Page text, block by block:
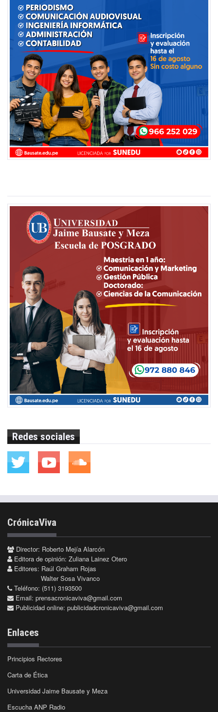
Redes sociales
CrónicaViva
Director: Roberto Mejía Alarcón
Editora de opinión: Zuliana Lainez Otero
Editores: Raúl Graham Rojas
Walter Sosa Vivanco
Teléfono: (511) 3193500
Email: prensacronicaviva@gmail.com
Publicidad online: publicidadcronicaviva@gmail.com
Enlaces
Principios Rectores
Carta de Ética
Universidad Jaime Bausate y Meza
Escucha ANP Radio